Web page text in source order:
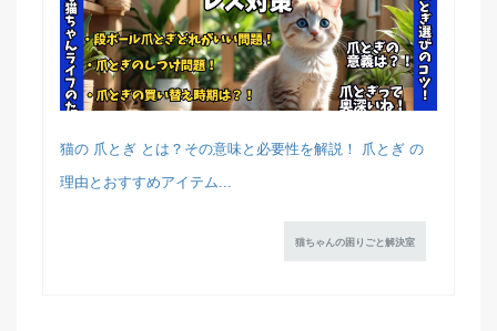
猫の 爪とぎ とは？その意味と必要性を解説！ 爪とぎ の
理由とおすすめアイテム...
猫ちゃんの困りごと解決室